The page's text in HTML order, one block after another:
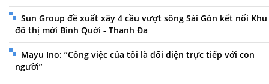
Sun Group đề xuất xây 4 cầu vượt sông Sài Gòn kết nối Khu
đô thị mới Bình Quới - Thanh Đa
Mayu Ino: “Công việc của tôi là đối diện trực tiếp với con
người”